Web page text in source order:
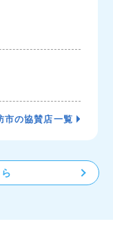
市の協賛店一覧